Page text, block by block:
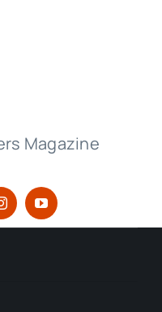
Magazine